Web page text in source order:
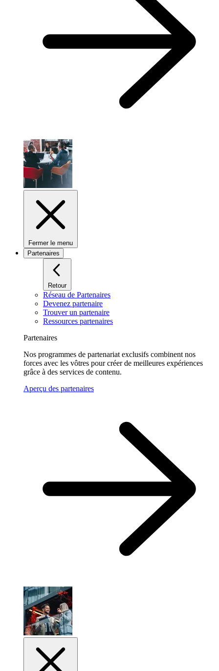
Fermer le menu
Partenaires
Retour
Réseau de Partenaires
Devenez partenaire
Trouver un partenaire
Ressources partenaires
Partenaires
Nos programmes de partenariat exclusifs combinent nos
forces avec les vôtres pour créer de meilleures expériences
grâce à des services de contenu.
Aperçu des partenaires